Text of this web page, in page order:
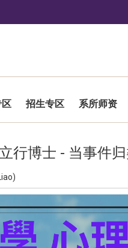
招生专区 系所师资
行博士 - 当事件